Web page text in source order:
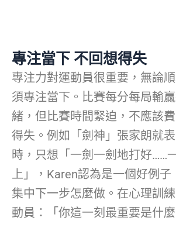
專注當下 不回想得失
專注力對運動員很重要，無論
須專注當下。比賽每分每局輸
緒，但比賽時間緊迫，不應該
得失。例如「劍神」張家朗就
時，只想「一劍一劍地打好……
上」，Karen認為是一個好例子
集中下一步怎麼做。在心理訓
動員：「你這一刻最重要是什麼